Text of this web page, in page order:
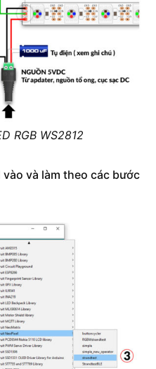
RGB WS2812
và làm theo các bước